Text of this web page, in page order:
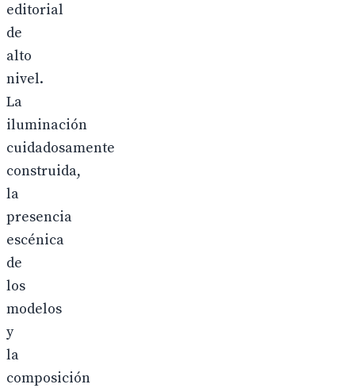
editorial
de
alto
nivel.
La
iluminación
cuidadosamente
construida,
la
presencia
escénica
de
los
modelos
y
la
composición